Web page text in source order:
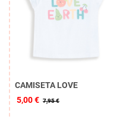
CAMISETA LOVE
5,00 € 7,95 €